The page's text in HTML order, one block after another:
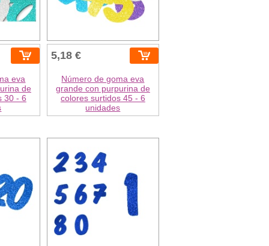
eva
de
30 - 6
5,18 €
Número de goma eva
grande con purpurina de
colores surtidos 45 - 6
unidades